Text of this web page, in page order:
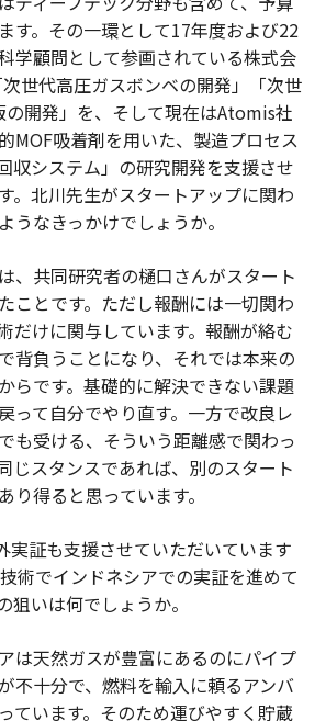
す。その一環として17年度および22
学顧問として参画されている株式会
世代高圧ガスボンベの開発」「次世
の開発」を、そして現在はAtomis社
MOF吸着剤を用いた、製造プロセス
収システム」の研究開発を支援させ
。北川先生がスタートアップに関わ
うなきっかけでしょうか。
、共同研究者の樋口さんがスタート
ことです。ただし報酬には一切関わ
だけに関与しています。報酬が絡む
背負うことになり、それでは本来の
らです。基礎的に解決できない課題
って自分でやり直す。一方で改良レ
も受ける、そういう距離感で関わっ
じスタンスであれば、別のスタート
り得ると思っています。
実証も支援させていただいています
術でインドネシアでの実証を進めて
狙いは何でしょうか。
は天然ガスが豊富にあるのにパイプ
不十分で、燃料を輸入に頼るアンバ
ています。そのため運びやすく貯蔵